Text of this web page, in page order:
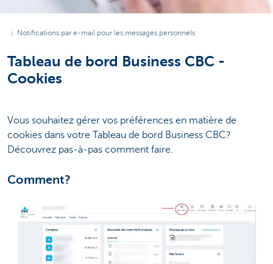
Notifications par e-mail pour les messages personnels
Tableau de bord Business CBC -
Cookies
Vous souhaitez gérer vos préférences en matière de
cookies dans votre Tableau de bord Business CBC?
Découvrez pas-à-pas comment faire.
Comment?